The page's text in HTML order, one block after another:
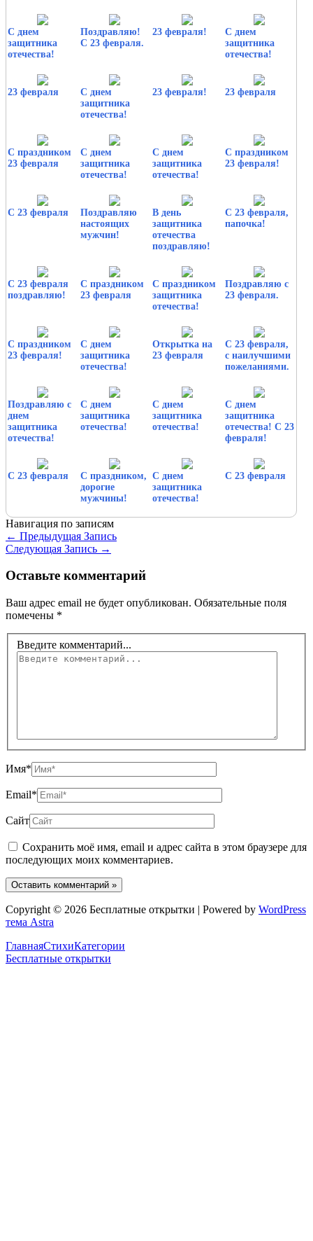
С днем
защитника
отечества!
Поздравляю!
С 23 февраля.
23 февраля!
С днем
защитника
отечества!
23 февраля
С днем
защитника
отечества!
23 февраля! 23 февраля
С праздником
23 февраля
С днем
защитника
отечества!
С днем
защитника
отечества!
С праздником
23 февраля!
С 23 февраля
Поздравляю
настоящих
мужчин!
В день
защитника
отечества
поздравляю!
С 23 февраля,
папочка!
С 23 февраля
поздравляю!
С праздником
23 февраля
С праздником
защитника
отечества!
Поздравляю с
23 февраля.
С праздником
23 февраля!
С днем
защитника
отечества!
Открытка на
23 февраля
С 23 февраля,
с наилучшими
пожеланиями.
Поздравляю с
днем
защитника
отечества!
С днем
защитника
отечества!
С днем
защитника
отечества!
С днем
защитника
отечества! С 23
февраля!
С 23 февраля
С праздником,
дорогие
мужчины!
С днем
защитника
отечества!
С 23 февраля
Навигация по записям
← Предыдущая Запись
Следующая Запись →
Оставьте комментарий
Ваш адрес email не будет опубликован. Обязательные поля
помечены *
Введите комментарий...
Имя*
Email*
Сайт
Сохранить моё имя, email и адрес сайта в этом браузере для
последующих моих комментариев.
Copyright © 2026 Бесплатные открытки | Powered by WordPress
тема Astra
ГлавнаяСтихиКатегории
Бесплатные открытки